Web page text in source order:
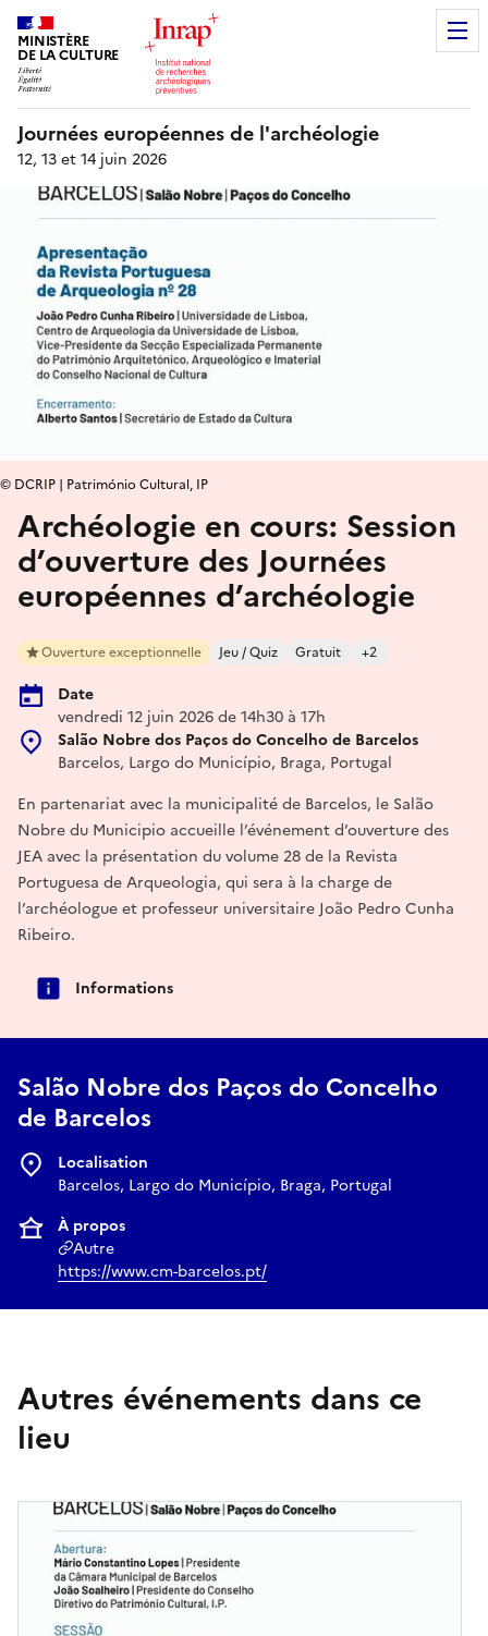
MINISTÈRE
DE LA CULTURE
Journées européennes de l'archéologie
12, 13 et 14 juin 2026
Archéologie en cours: Session
d’ouverture des Journées
européennes d’archéologie
Ouverture exceptionnelle Jeu / Quiz Gratuit +2
Date
vendredi 12 juin 2026 de 14h30 à 17h
Salão Nobre dos Paços do Concelho de Barcelos
Barcelos, Largo do Município, Braga, Portugal
© DCRIP | Património Cultural, IP
En partenariat avec la municipalité de Barcelos, le Salão
Nobre du Municipio accueille l’événement d’ouverture des
JEA avec la présentation du volume 28 de la Revista
Portuguesa de Arqueologia, qui sera à la charge de
l’archéologue et professeur universitaire João Pedro Cunha
Ribeiro.
Informations
Salão Nobre dos Paços do Concelho
de Barcelos
Localisation
Barcelos, Largo do Município, Braga, Portugal
À propos
Autre
https://www.cm-barcelos.pt/
Autres événements dans ce
lieu